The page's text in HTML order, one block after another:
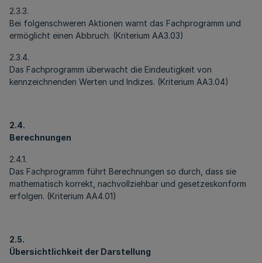
2.3.3.
Bei folgenschweren Aktionen warnt das Fachprogramm und
ermöglicht einen Abbruch. (Kriterium AA3.03)
2.3.4.
Das Fachprogramm überwacht die Eindeutigkeit von
kennzeichnenden Werten und Indizes. (Kriterium AA3.04)
2.4.
Berechnungen
2.4.1.
Das Fachprogramm führt Berechnungen so durch, dass sie
mathematisch korrekt, nachvollziehbar und gesetzeskonform
erfolgen. (Kriterium AA4.01)
2.5.
Übersichtlichkeit der Darstellung